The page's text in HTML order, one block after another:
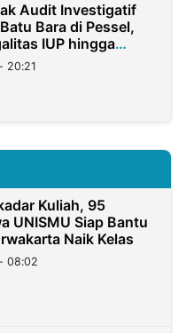
Audit Investigatif
Bara di Pessel,
IUP hingga
20:21
Kuliah, 95
UNISMU Siap Bantu
Naik Kelas
08:02